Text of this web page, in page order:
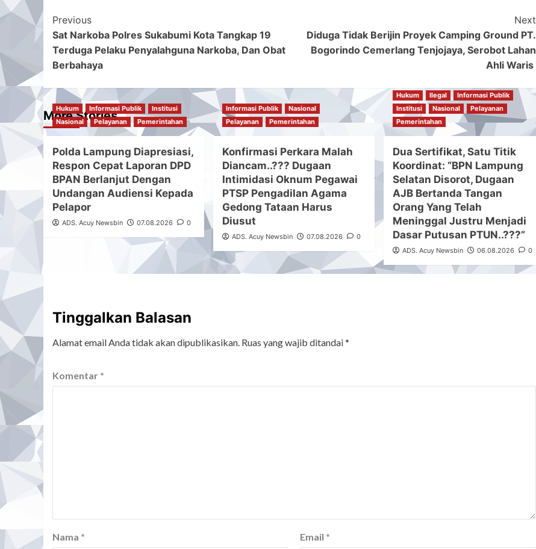
Post
Navigation
Previous
Sat Narkoba Polres Sukabumi Kota Tangkap 19
Terduga Pelaku Penyalahguna Narkoba, Dan Obat
Berbahaya
Next
‎Diduga Tidak Berijin Proyek Camping Ground PT.
Bogorindo Cemerlang Tenjojaya, Serobot Lahan
Ahli Waris ‎
More Stories
Hukum Informasi Publik
Institusi
Nasional
Pelayanan Pemerintahan
Polda Lampung Diapresiasi,
Respon Cepat Laporan DPD
BPAN Berlanjut Dengan
Undangan Audiensi Kepada
Pelapor
ADS. Acuy Newsbin 07.08.2026 0
Informasi Publik
Nasional
Pelayanan
Pemerintahan
Konfirmasi Perkara Malah
Diancam..??? Dugaan
Intimidasi Oknum Pegawai
PTSP Pengadilan Agama
Gedong Tataan Harus
Diusut
ADS. Acuy Newsbin 07.08.2026 0
Hukum Ilegal
Informasi Publik
Institusi
Nasional
Pelayanan
Pemerintahan
Dua Sertifikat, Satu Titik
Koordinat: “BPN Lampung
Selatan Disorot, Dugaan
AJB Bertanda Tangan
Orang Yang Telah
Meninggal Justru Menjadi
Dasar Putusan PTUN..???”
ADS. Acuy Newsbin 06.08.2026 0
Tinggalkan Balasan
Alamat email Anda tidak akan dipublikasikan. Ruas yang wajib ditandai*
Komentar *
Nama * Email *